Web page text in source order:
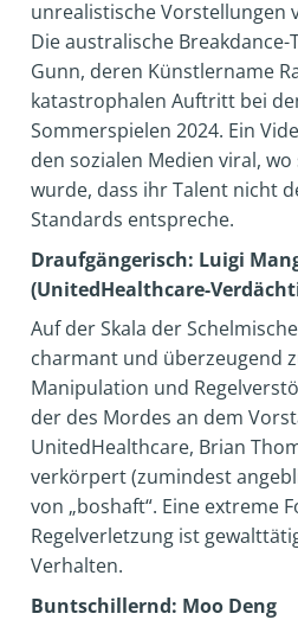
unrealistische Vorstellungen
Die australische Breakdance-
Gunn, deren Künstlername
katastrophalen Auftritt bei
Sommerspielen 2024. Ein
den sozialen Medien viral,
wurde, dass ihr Talent nicht
Standards entspreche.
Draufgängerisch: Luigi
(UnitedHealthcare-
Auf der Skala der
charmant und überzeugend
Manipulation und
der des Mordes an dem
UnitedHealthcare, Brian
verkörpert (zumindest
von „boshaft“. Eine extreme
Regelverletzung ist
Verhalten.
Buntschillernd: Moo Deng